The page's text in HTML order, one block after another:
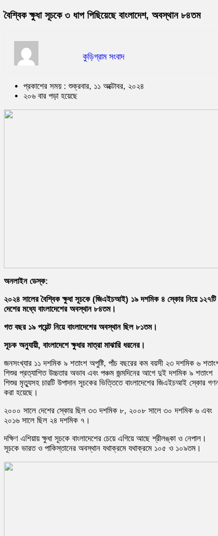
বৈশ্বিক ক্ষুধা সূচকে ৩ ধাপ পিছিয়েছে বাংলাদেশ, অবস্থান ৮৪তম
কুড়িগ্রাম সংবাদ
প্রকাশের সময় : শুক্রবার, ১১ অক্টোবর, ২০২৪
২০৬ বার পড়া হয়েছে
অনলাইন ডেস্ক:
২০২৪ সালের বৈশ্বিক ক্ষুধা সূচকে (জিএইচআই) ১৯ দশমিক ৪ স্কোর নিয়ে ১২৭টি
দেশের মধ্যে বাংলাদেশের অবস্থান ৮৪তম।
গত বছর ১৯ পয়েন্ট নিয়ে বাংলাদেশের অবস্থান ছিল ৮১তম।
সূচক অনুযায়ী, বাংলাদেশে ক্ষুধার মাত্রা মাঝারি ধরনের।
জনসংখ্যার ১১ দশমিক ৯ শতাংশ অপুষ্টি, পাঁচ বছরের কম বয়সী ২৩ দশমিক ৬
শিশুর প্রত্যাশিত উচ্চতার অভাব এবং পঞ্চম জন্মদিনের আগে দুই দশমিক ৯ শতাংশ
শিশুর মৃত্যুসহ চারটি উপাদান সূচকের ভিত্তিতে বাংলাদেশের জিএইচআই স্কোর
করা হয়েছে।
২০০০ সালে দেশের স্কোর ছিল ৩৩ দশমিক ৮, ২০০৮ সালে ৩০ দশমিক ৬ এবং
২০১৬ সালে ছিল ২৪ দশমিক ৭।
দক্ষিণ এশিয়ায় ক্ষুধা সূচকে বাংলাদেশের চেয়ে এগিয়ে আছে শ্রীলঙ্কা ও নেপাল।
সূচকে ভারত ও পাকিস্তানের অবস্থান যথাক্রমে যথাক্রমে ১০৫ ও ১০৯তম।